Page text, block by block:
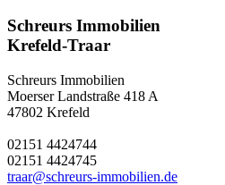
Schreurs Immobilien
Krefeld-Traar
Schreurs Immobilien
Moerser Landstraße 418 A
47802 Krefeld
02151 4424744
02151 4424745
traar@schreurs-immobilien.de